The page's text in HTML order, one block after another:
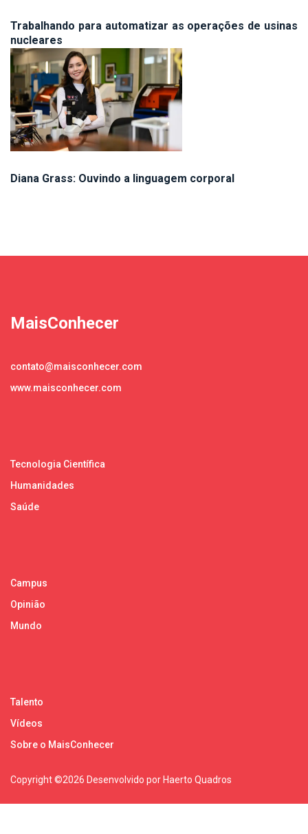
Trabalhando para automatizar as operações de usinas
nucleares
Diana Grass: Ouvindo a linguagem corporal
MaisConhecer
contato@maisconhecer.com
www.maisconhecer.com
Tecnologia Científica
Humanidades
Saúde
Campus
Opinião
Mundo
Talento
Vídeos
Sobre o MaisConhecer
Copyright ©2026 Desenvolvido por Haerto Quadros